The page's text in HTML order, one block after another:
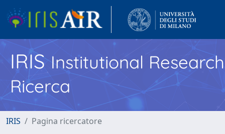
IRISInstitutional
Ricerca
IRIS Pagina ricercatore